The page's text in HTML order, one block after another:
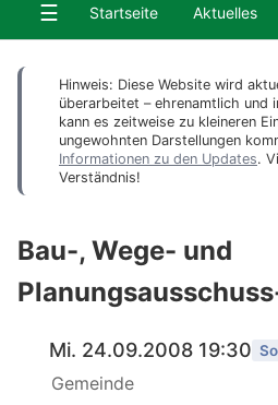
☰ Startseite Aktuelles
Hinweis: Diese Website wird
überarbeitet – ehrenamtlich und
kann es zeitweise zu kleineren
ungewohnten Darstellungen
Informationen zu den Updates.
Verständnis!
Bau-, Wege- und
Mi. 24.09.2008 19:30
Gemeinde